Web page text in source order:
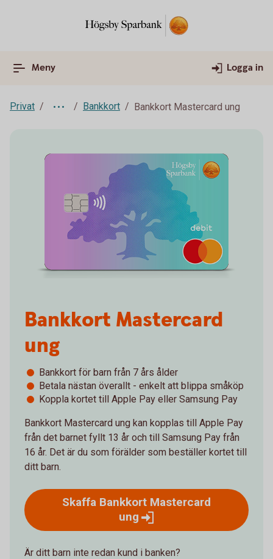
Meny Logga in
Privat Bankkort Bankkort Mastercard ung
Bankkort Mastercard
ung
Bankkort för barn från 7 års ålder
Betala nästan överallt - enkelt att blippa småköp
Koppla kortet till Apple Pay eller Samsung Pay
Bankkort Mastercard ung kan kopplas till Apple Pay
från det barnet fyllt 13 år och till Samsung Pay från
16 år. Det är du som förälder som beställer kortet till
ditt barn.
Skaffa Bankkort Mastercard
ung
Är ditt barn inte redan kund i banken?